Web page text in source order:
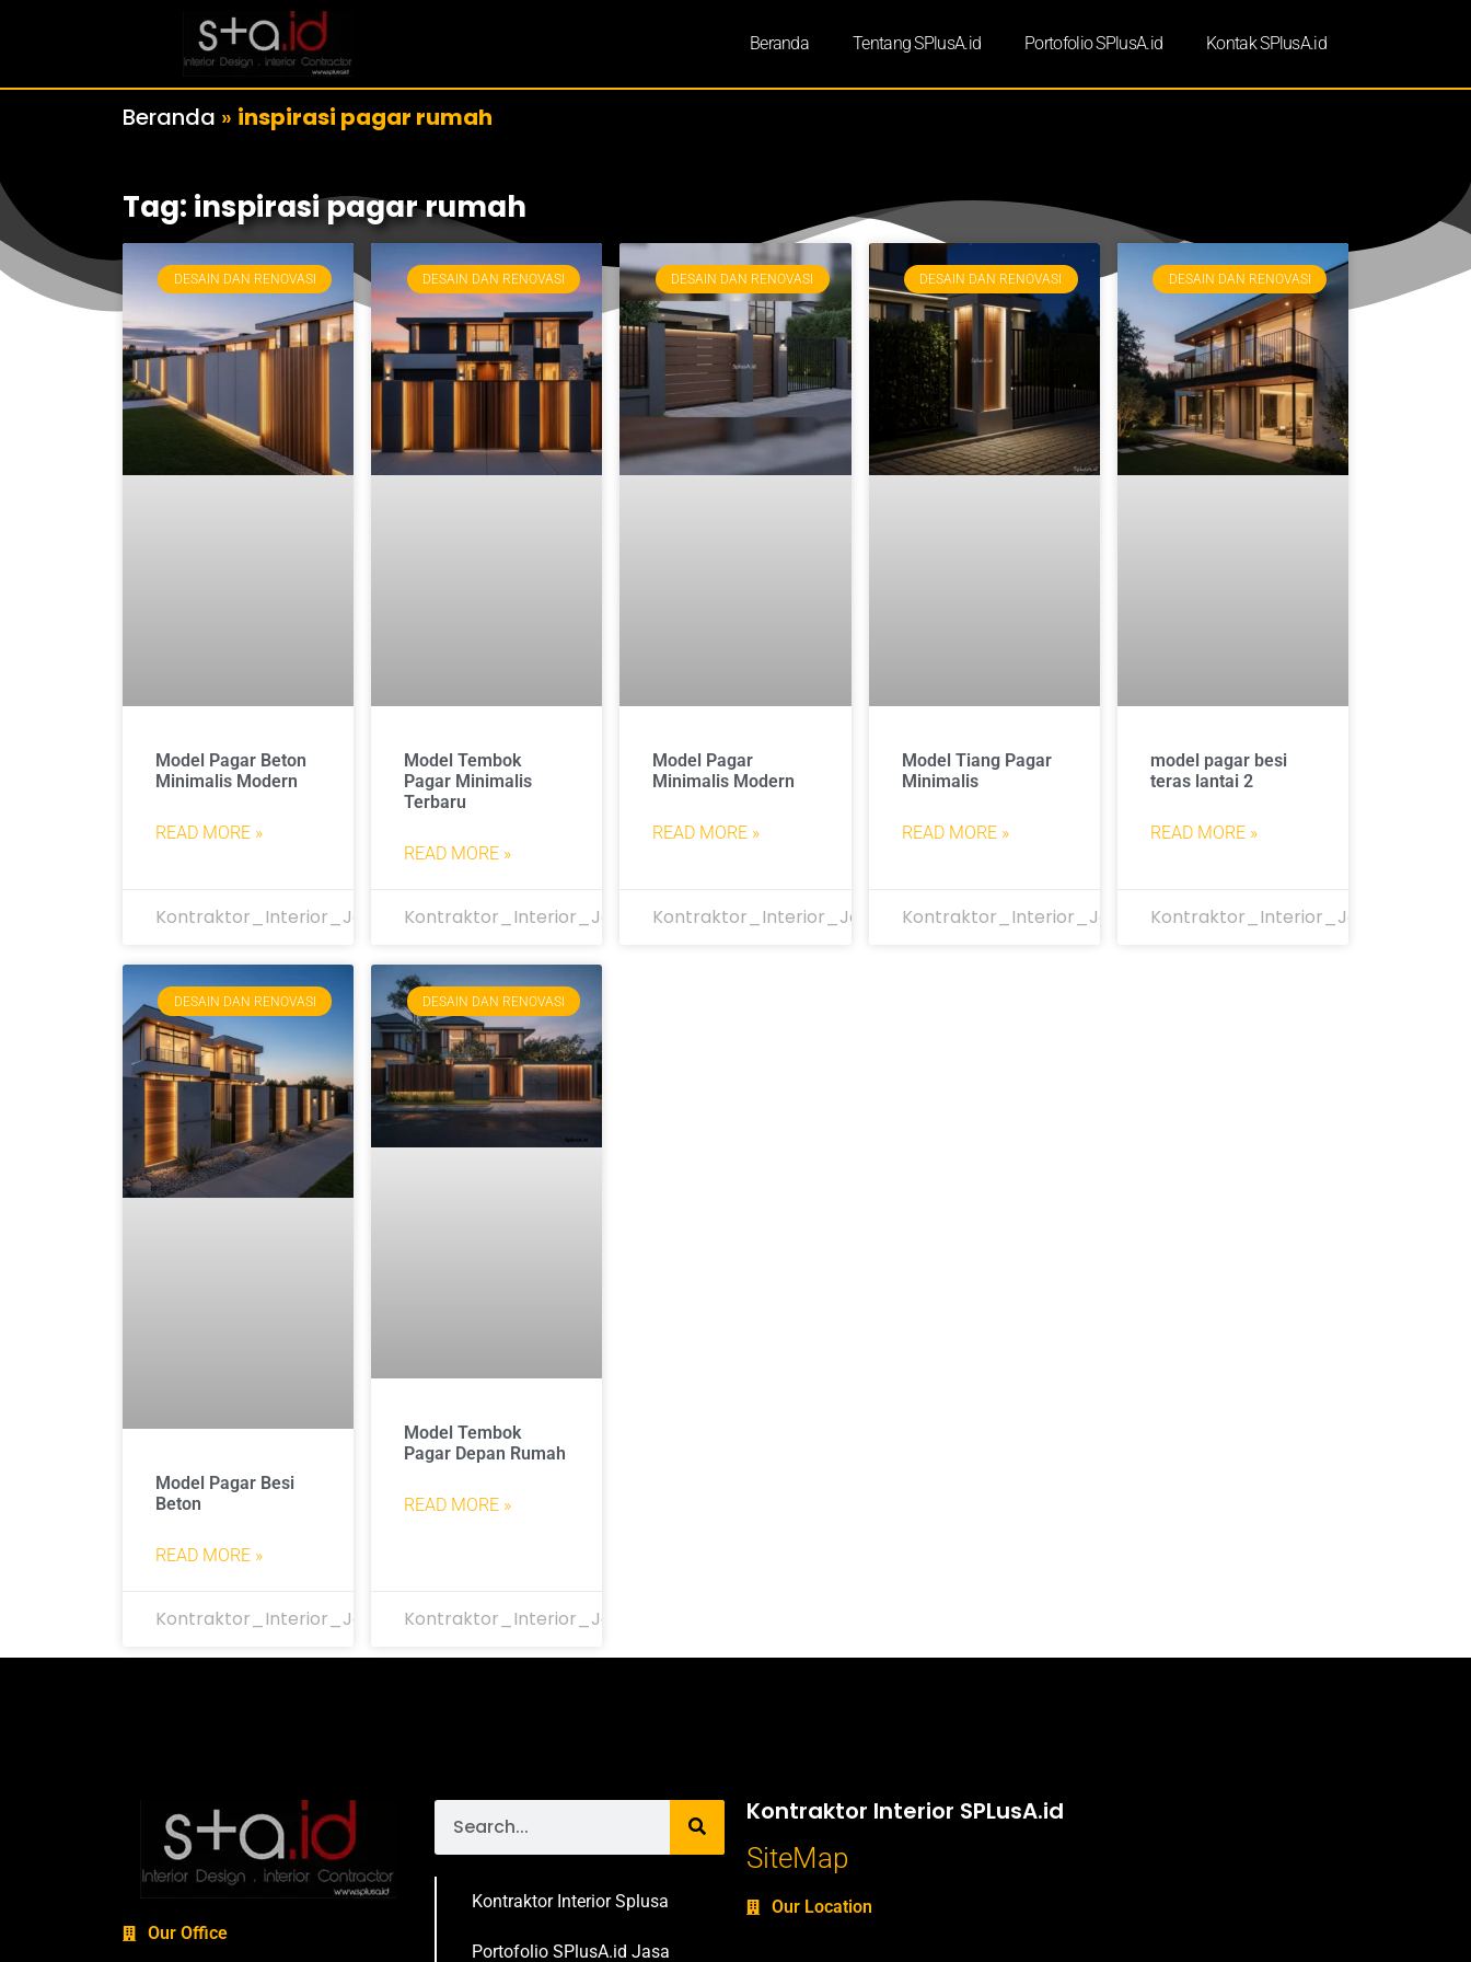
Beranda Tentang SPlusA.id Portofolio SPlusA.id Kontak SPlusA.id
Beranda » inspirasi pagar rumah
Tag: inspirasi pagar rumah
DESAIN DAN RENOVASI
Model Pagar Beton
Minimalis Modern
READ MORE »
Kontraktor_Interior_Jakarta
DESAIN DAN RENOVASI
Model Tembok
Pagar Minimalis
Terbaru
READ MORE »
Kontraktor_Interior_Jakarta
DESAIN DAN RENOVASI
Model Pagar
Minimalis Modern
READ MORE »
Kontraktor_Interior_Jakarta
DESAIN DAN RENOVASI
Model Tiang Pagar
Minimalis
READ MORE »
Kontraktor_Interior_Jakarta
DESAIN DAN RENOVASI
model pagar besi
teras lantai 2
READ MORE »
Kontraktor_Interior_Jakarta
DESAIN DAN RENOVASI
Model Pagar Besi
Beton
READ MORE »
Kontraktor_Interior_Jakarta
DESAIN DAN RENOVASI
Model Tembok
Pagar Depan Rumah
READ MORE »
Kontraktor_Interior_Jakarta
Our Office
Kontraktor Interior Splusa
Portofolio SPlusA.id Jasa
Kontraktor Interior SPLusA.id
SiteMap
Our Location